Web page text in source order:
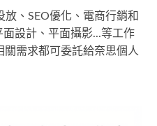
、SEO優化、電商行銷和
設計、平面攝影...等工作
需求都可委託給奈思個人